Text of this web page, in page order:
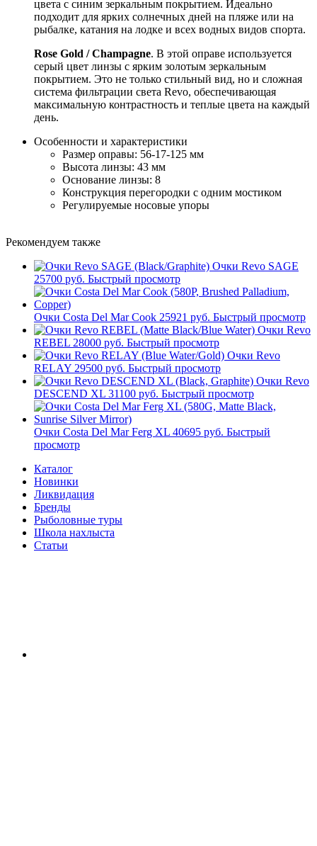
цвета с синим зеркальным покрытием. Идеально
подходит для ярких солнечных дней на пляже или на
рыбалке, катания на лодке и всех водных видов спорта.
Rose Gold / Champagne. В этой оправе используется
серый цвет линзы с ярким золотым зеркальным
покрытием. Это не только стильный вид, но и сложная
система фильтрации света Revo, обеспечивающая
максимальную контрастность и теплые цвета на каждый
день.
Особенности и характеристики
Размер оправы: 56-17-125 мм
Высота линзы: 43 мм
Основание линзы: 8
Конструкция перегородки с одним мостиком
Регулируемые носовые упоры
Рекомендуем также
Очки Revo SAGE
25700 руб. Быстрый просмотр
Очки Costa Del Mar Cook 25921 руб. Быстрый просмотр
Очки Revo
REBEL 28000 руб. Быстрый просмотр
Очки Revo
RELAY 29500 руб. Быстрый просмотр
Очки Revo
DESCEND XL 31100 руб. Быстрый просмотр
Очки Costa Del Mar Ferg XL 40695 руб. Быстрый
просмотр
Каталог
Новинки
Ликвидация
Бренды
Рыболовные туры
Школа нахлыста
Статьи